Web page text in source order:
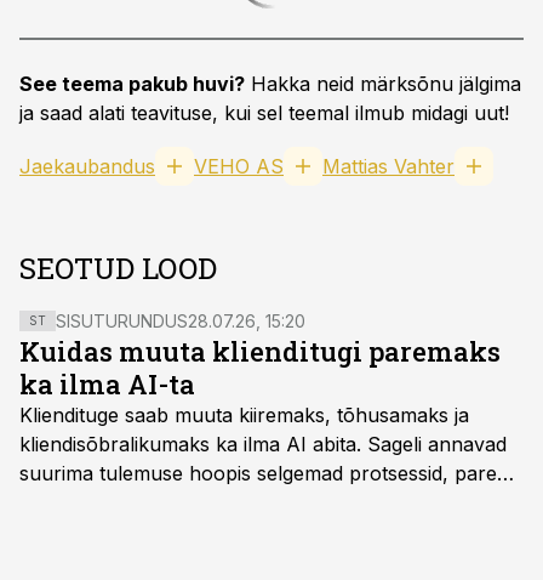
See teema pakub huvi? Hakka neid märksõnu jälgima
ja saad alati teavituse, kui sel teemal ilmub midagi uut!
Jaekaubandus VEHO AS Mattias Vahter
SEOTUD LOOD
ST SISUTURUNDUS28.07.26, 15:20
Kuidas muuta klienditugi paremaks
ka ilma AI-ta
Kliendituge saab muuta kiiremaks, tõhusamaks ja
kliendisõbralikumaks ka ilma AI abita. Sageli annavad
suurima tulemuse hoopis selgemad protsessid, parem